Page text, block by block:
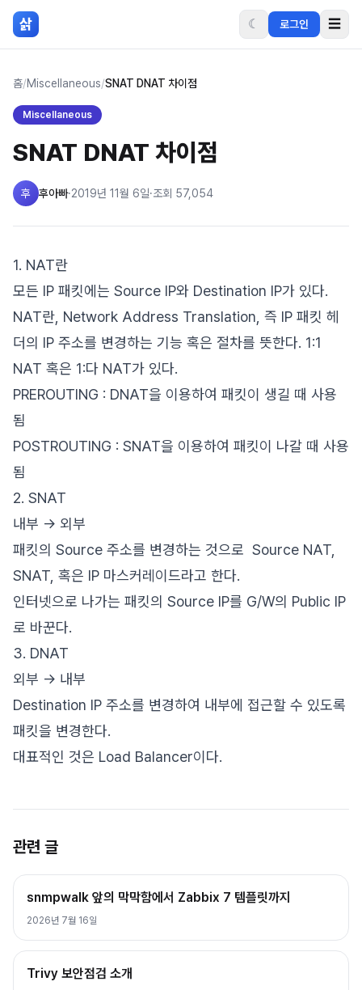
본문 바로가기
삵 ☾ 로그인 ☰
홈/Miscellaneous/SNAT DNAT 차이점
Miscellaneous
SNAT DNAT 차이점
후 후아빠·2019년 11월 6일·조회 57,054
1. NAT란
모든 IP 패킷에는 Source IP와 Destination IP가 있다.
NAT란, Network Address Translation, 즉 IP 패킷 헤
더의 IP 주소를 변경하는 기능 혹은 절차를 뜻한다. 1:1
NAT 혹은 1:다 NAT가 있다.
PREROUTING : DNAT을 이용하여 패킷이 생길 때 사용
됨
POSTROUTING : SNAT을 이용하여 패킷이 나갈 때 사용
됨
2. SNAT
내부 -> 외부
패킷의 Source 주소를 변경하는 것으로 Source NAT,
SNAT, 혹은 IP 마스커레이드라고 한다.
인터넷으로 나가는 패킷의 Source IP를 G/W의 Public IP
로 바꾼다.
3. DNAT
외부 -> 내부
Destination IP 주소를 변경하여 내부에 접근할 수 있도록
패킷을 변경한다.
대표적인 것은 Load Balancer이다.
관련 글
snmpwalk 앞의 막막함에서 Zabbix 7 템플릿까지
2026년 7월 16일
Trivy 보안점검 소개